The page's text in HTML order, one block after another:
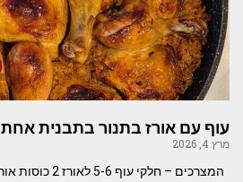
עוף עם אורז בתנור בתבנית אחת
מרץ 4, 2026